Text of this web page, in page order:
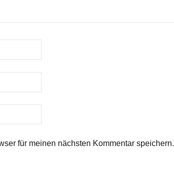
für meinen nächsten Kommentar speichern.